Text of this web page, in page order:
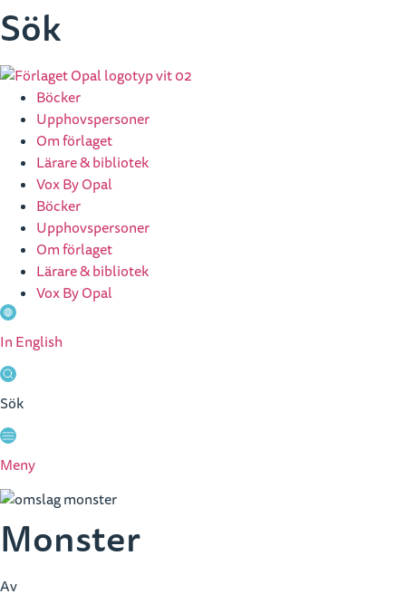
till
Sök
Böcker
Upphovspersoner
Om förlaget
Lärare & bibliotek
Vox By Opal
Böcker
Upphovspersoner
Om förlaget
Lärare & bibliotek
Vox By Opal
In English
Sök
Stäng
Meny
Monster
Av